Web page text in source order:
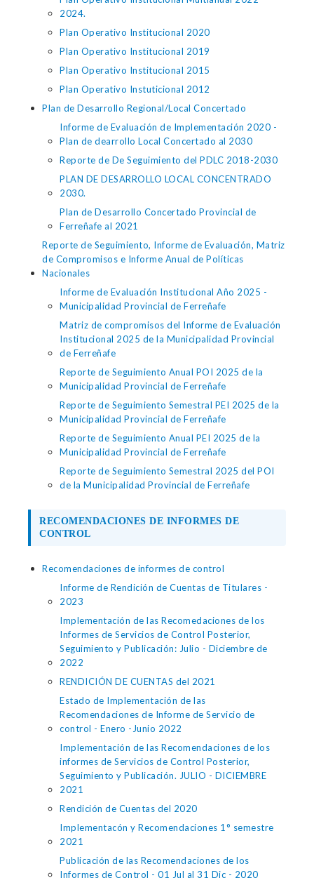
2024.
Plan Operativo Institucional 2020
Plan Operativo Institucional 2019
Plan Operativo Institucional 2015
Plan Operativo Instuticional 2012
Plan de Desarrollo Regional/Local Concertado
Informe de Evaluación de Implementación 2020 -
Plan de dearrollo Local Concertado al 2030
Reporte de De Seguimiento del PDLC 2018-2030
PLAN DE DESARROLLO LOCAL CONCENTRADO
2030.
Plan de Desarrollo Concertado Provincial de
Ferreñafe al 2021
Reporte de Seguimiento, Informe de Evaluación, Matriz
de Compromisos e Informe Anual de Políticas
Nacionales
Informe de Evaluación Institucional Año 2025 -
Municipalidad Provincial de Ferreñafe
Matriz de compromisos del Informe de Evaluación
Institucional 2025 de la Municipalidad Provincial
de Ferreñafe
Reporte de Seguimiento Anual POI 2025 de la
Municipalidad Provincial de Ferreñafe
Reporte de Seguimiento Semestral PEI 2025 de la
Municipalidad Provincial de Ferreñafe
Reporte de Seguimiento Anual PEI 2025 de la
Municipalidad Provincial de Ferreñafe
Reporte de Seguimiento Semestral 2025 del POI
de la Municipalidad Provincial de Ferreñafe
RECOMENDACIONES DE INFORMES DE
CONTROL
Recomendaciones de informes de control
Informe de Rendición de Cuentas de Titulares -
2023
Implementación de las Recomedaciones de los
Informes de Servicios de Control Posterior,
Seguimiento y Publicación: Julio - Diciembre de
2022
RENDICIÓN DE CUENTAS del 2021
Estado de Implementación de las
Recomendaciones de Informe de Servicio de
control - Enero -Junio 2022
Implementación de las Recomendaciones de los
informes de Servicios de Control Posterior,
Seguimiento y Publicación. JULIO - DICIEMBRE
2021
Rendición de Cuentas del 2020
Implementacón y Recomendaciones 1° semestre
2021
Publicación de las Recomendaciones de los
Informes de Control - 01 Jul al 31 Dic - 2020